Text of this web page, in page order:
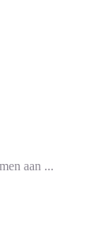
aan ...